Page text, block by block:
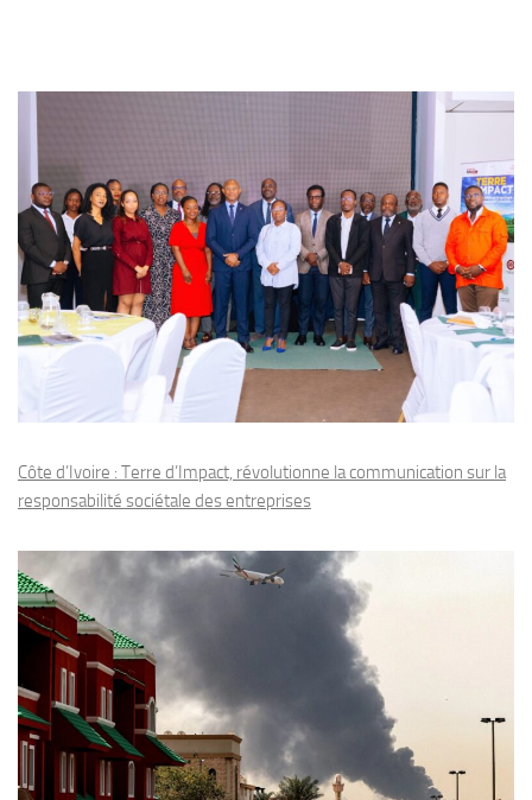
Côte d’Ivoire : Terre d’Impact, révolutionne la communication sur la
responsabilité sociétale des entreprises